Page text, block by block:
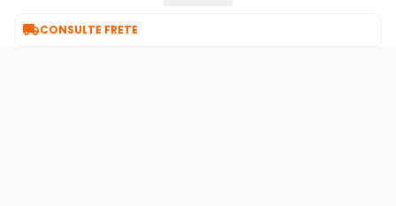
CONSULTE FRETE